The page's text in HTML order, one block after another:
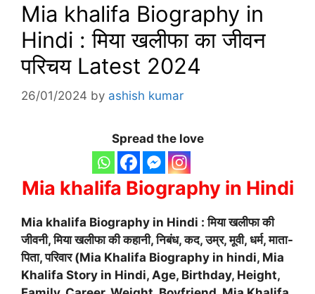
Mia khalifa Biography in
Hindi : मिया खलीफा का जीवन
परिचय Latest 2024
26/01/2024 by ashish kumar
Spread the love
Mia khalifa Biography in Hindi
Mia khalifa Biography in Hindi : मिया खलीफा की
जीवनी, मिया खलीफा की कहानी, निबंध, कद, उम्र, मूवी, धर्म, माता-
पिता, परिवार (Mia Khalifa Biography in hindi, Mia
Khalifa Story in Hindi, Age, Birthday, Height,